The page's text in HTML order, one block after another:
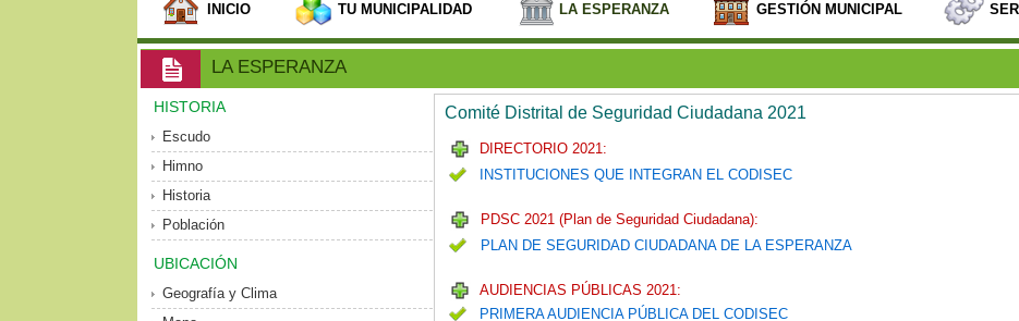
INICIO TU MUNICIPALIDAD LA ESPERANZA GESTIÓN MUNICIPAL
LA ESPERANZA
HISTORIA
Escudo
Himno
Historia
Población
UBICACIÓN
Geografía y Clima
Comité Distrital de Seguridad Ciudadana 2021
DIRECTORIO 2021:
INSTITUCIONES QUE INTEGRAN EL CODISEC
PDSC 2021 (Plan de Seguridad Ciudadana):
PLAN DE SEGURIDAD CIUDADANA DE LA ESPERANZA
AUDIENCIAS PÚBLICAS 2021:
PRIMERA AUDIENCIA PÚBLICA DEL CODISEC